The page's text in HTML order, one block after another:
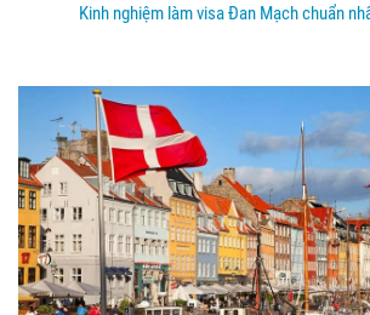
Kinh nghiệm làm visa Đan Mạch chuẩn